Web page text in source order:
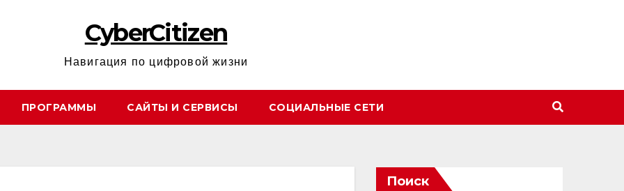
CyberCitizen
Навигация по цифровой жизни
ПРОГРАММЫ САЙТЫ И СЕРВИСЫ СОЦИАЛЬНЫЕ СЕТИ
Поиск